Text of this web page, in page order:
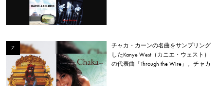
チャカ・カーンの名曲をサンプリング
したKanye West（カニエ・ウェスト）
の代表曲「Through the Wire」。チャカ